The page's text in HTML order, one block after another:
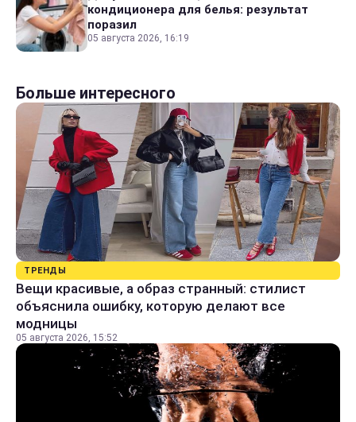
кондиционера для белья: результат
поразил
05 августа 2026, 16:19
Больше интересного
ТРЕНДЫ
Вещи красивые, а образ странный: стилист
объяснила ошибку, которую делают все
модницы
05 августа 2026, 15:52